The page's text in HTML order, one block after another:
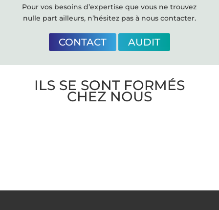
Pour vos besoins d’expertise que vous ne trouvez
nulle part ailleurs, n’hésitez pas à nous contacter.
CONTACT AUDIT
ILS SE SONT FORMÉS
CHEZ NOUS